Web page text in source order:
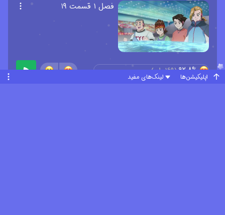
فصل ۱ قسمت ۱۹
92.8%
(
169رای)
اپلیکیشن‌ها لینک‌های مفید